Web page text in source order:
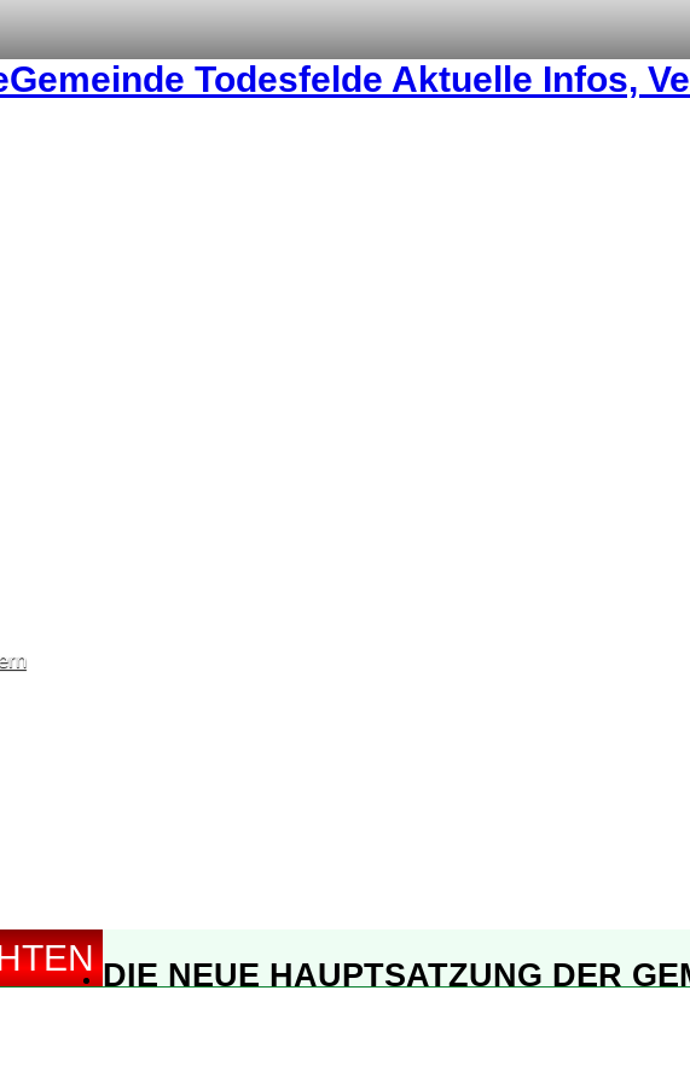
Gemeinde Todesfelde Aktuelle Infos,
DIE NEUE HAUPTSATZUNG DER